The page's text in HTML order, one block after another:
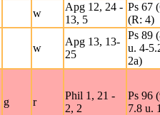
w
Apg 12, 24 -
13, 5
Ps 67
(R: 4)
w
Apg 13, 13-
25
Ps 89
u. 4-
2a)
g r
Phil 1, 21 -
2, 2
Ps 96
7.8 u.